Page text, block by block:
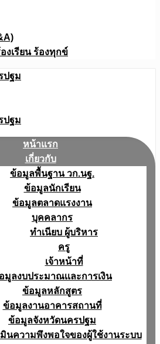
งเรียน ร้องทุกข์
หน้าแรก
เกี่ยวกับ
ข้อมูลพื้นฐาน วก.นฐ.
ข้อมูลนักเรียน
ข้อมูลตลาดแรงงาน
บุคคลากร
ทำเนียบ ผู้บริหาร
ครู
เจ้าหน้าที่
มูลงบประมาณเเละการเงิน
ข้อมูลหลักสูตร
ข้อมูลงานอาคารสถานที่
ข้อมูลจังหวัดนครปฐม
มินความพึงพอใจของผู้ใช้งานระบบ